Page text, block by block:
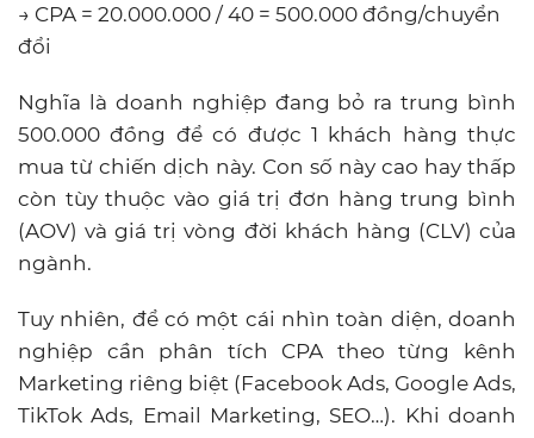
→ CPA = 20.000.000 / 40 = 500.000 đồng/chuyển
đổi
Nghĩa là doanh nghiệp đang bỏ ra trung bình
500.000 đồng để có được 1 khách hàng thực
mua từ chiến dịch này. Con số này cao hay thấp
còn tùy thuộc vào giá trị đơn hàng trung bình
(AOV) và giá trị vòng đời khách hàng (CLV) của
ngành.
Tuy nhiên, để có một cái nhìn toàn diện, doanh
nghiệp cần phân tích CPA theo từng kênh
Marketing riêng biệt (Facebook Ads, Google Ads,
TikTok Ads, Email Marketing, SEO…). Khi doanh